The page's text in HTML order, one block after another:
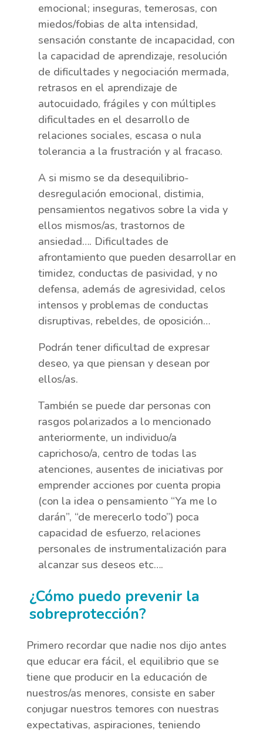
emocional; inseguras, temerosas, con
miedos/fobias de alta intensidad,
sensación constante de incapacidad, con
la capacidad de aprendizaje, resolución
de dificultades y negociación mermada,
retrasos en el aprendizaje de
autocuidado, frágiles y con múltiples
dificultades en el desarrollo de
relaciones sociales, escasa o nula
tolerancia a la frustración y al fracaso.
A si mismo se da desequilibrio-
desregulación emocional, distimia,
pensamientos negativos sobre la vida y
ellos mismos/as, trastornos de
ansiedad…. Dificultades de
afrontamiento que pueden desarrollar en
timidez, conductas de pasividad, y no
defensa, además de agresividad, celos
intensos y problemas de conductas
disruptivas, rebeldes, de oposición…
Podrán tener dificultad de expresar
deseo, ya que piensan y desean por
ellos/as.
También se puede dar personas con
rasgos polarizados a lo mencionado
anteriormente, un individuo/a
caprichoso/a, centro de todas las
atenciones, ausentes de iniciativas por
emprender acciones por cuenta propia
(con la idea o pensamiento “Ya me lo
darán”, “de merecerlo todo”) poca
capacidad de esfuerzo, relaciones
personales de instrumentalización para
alcanzar sus deseos etc….
¿Cómo puedo prevenir la
sobreprotección?
Primero recordar que nadie nos dijo antes
que educar era fácil, el equilibrio que se
tiene que producir en la educación de
nuestros/as menores, consiste en saber
conjugar nuestros temores con nuestras
expectativas, aspiraciones, teniendo